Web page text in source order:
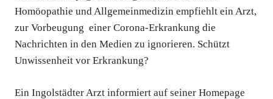
Homöopathie und Allgemeinmedizin empfiehlt ein Arzt,
zur Vorbeugung einer Corona-Erkrankung die
Nachrichten in den Medien zu ignorieren. Schützt
Unwissenheit vor Erkrankung?
Ein Ingolstädter Arzt informiert auf seiner Homepage